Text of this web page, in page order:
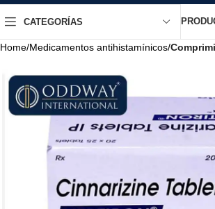
CATEGORÍAS
Home/Medicamentos antihistamínicos/